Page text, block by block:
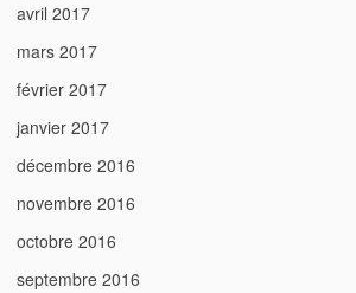
avril 2017
mars 2017
février 2017
janvier 2017
décembre 2016
novembre 2016
octobre 2016
septembre 2016